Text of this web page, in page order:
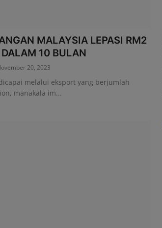
MALAYSIA LEPASI RM2
10 BULAN
20, 2023
melalui eksport yang berjumlah
manakala im...